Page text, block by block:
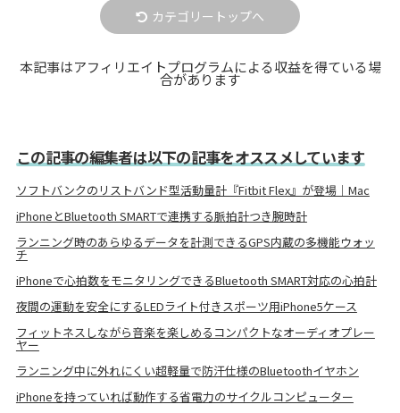
カテゴリートップへ
本記事はアフィリエイトプログラムによる収益を得ている場
合があります
この記事の編集者は以下の記事をオススメしています
ソフトバンクのリストバンド型活動量計『Fitbit Flex』が登場｜Mac
iPhoneとBluetooth SMARTで連携する脈拍計つき腕時計
ランニング時のあらゆるデータを計測できるGPS内蔵の多機能ウォッ
チ
iPhoneで心拍数をモニタリングできるBluetooth SMART対応の心拍計
夜間の運動を安全にするLEDライト付きスポーツ用iPhone5ケース
フィットネスしながら音楽を楽しめるコンパクトなオーディオプレー
ヤー
ランニング中に外れにくい超軽量で防汗仕様のBluetoothイヤホン
iPhoneを持っていれば動作する省電力のサイクルコンピューター